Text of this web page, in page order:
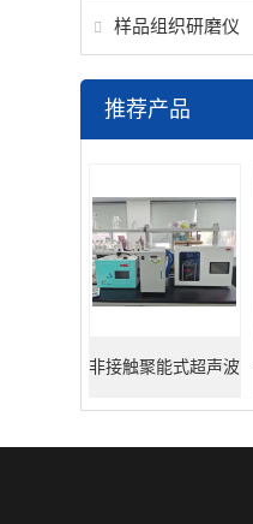
样品组织研磨仪
推荐产品
非接触聚能式超声波